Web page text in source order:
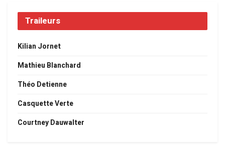
Traileurs
Kilian Jornet
Mathieu Blanchard
Théo Detienne
Casquette Verte
Courtney Dauwalter